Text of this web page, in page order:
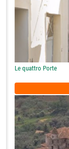
Le quattro Porte